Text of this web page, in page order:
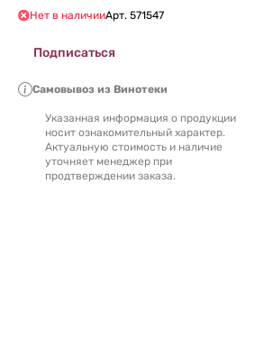
Нет в наличииАрт. 571547
Подписаться
Самовывоз из Винотеки
Указанная информация о продукции
носит ознакомительный характер.
Актуальную стоимость и наличие
уточняет менеджер при
продтверждении заказа.